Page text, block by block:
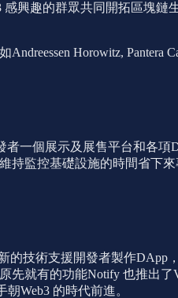
興趣的群眾共同開拓區塊鏈生
Horowitz, Pantera
者一個展示及展售平台和各
持監控基礎設施的時間省下
的技術支援開發者製作DApp
先就有的功能Notify 也推出
Web3 的時代前進。